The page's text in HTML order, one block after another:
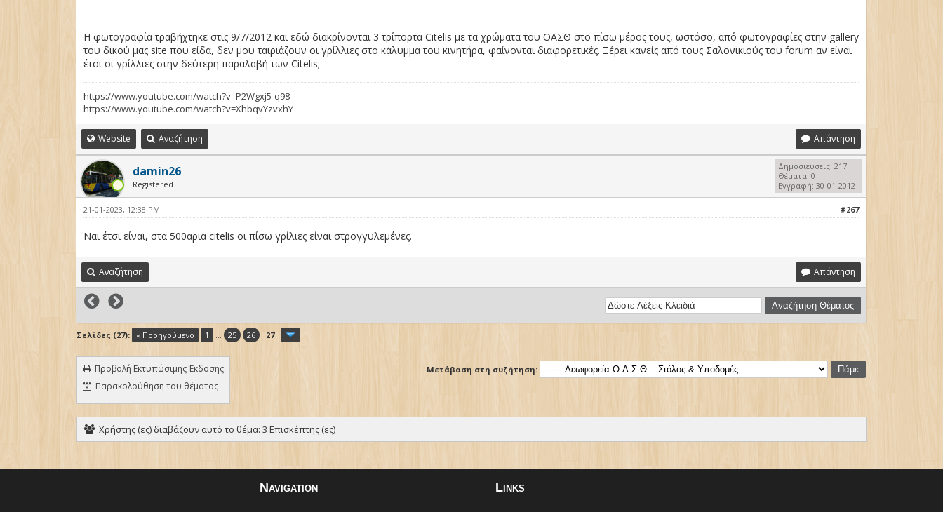
Η φωτογραφία τραβήχτηκε στις 9/7/2012 και εδώ διακρίνονται 3 τρίπορτα Citelis με τα χρώματα του ΟΑΣΘ στο πίσω μέρος τους, ωστόσο, από φωτογραφίες στην gallery
του δικού μας site που είδα, δεν μου ταιριάζουν οι γρίλλιες στο κάλυμμα του κινητήρα, φαίνονται διαφορετικές. Ξέρει κανείς από τους Σαλονικιούς του forum αν είναι
έτσι οι γρίλλιες στην δεύτερη παραλαβή των Citelis;
https://www.youtube.com/watch?v=P2Wgxj5-q98
https://www.youtube.com/watch?v=XhbqvYzvxhY
Website Αναζήτηση Απάντηση
damin26
Registered
Δημοσιεύσεις: 217
Θέματα: 0
Εγγραφή: 30-01-2012
#267
21-01-2023, 12:38 PM
Ναι έτσι είναι, στα 500αρια citelis οι πίσω γρίλιες είναι στρογγυλεμένες.
Αναζήτηση Απάντηση
Σελίδες (27): « Προηγούμενο 1 ... 25 26 27
Προβολή Εκτυπώσιμης Έκδοσης
Παρακολούθηση του θέματος
Μετάβαση στη συζήτηση:
Χρήστης (ες) διαβάζουν αυτό το θέμα: 3 Επισκέπτης (ες)
Navigation Links